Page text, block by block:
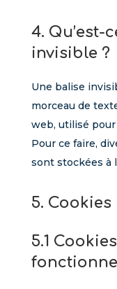
4. Qu’est-
invisible ?
Une balise
morceau de
web, utilisé
Pour ce faire,
sont stockées à
5. Cookies
5.1